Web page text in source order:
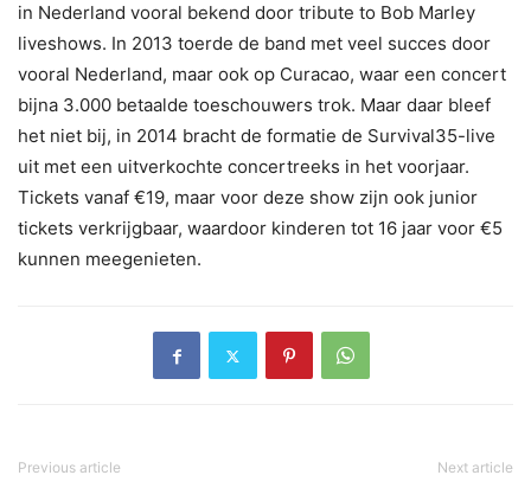
in Nederland vooral bekend door tribute to Bob Marley
liveshows. In 2013 toerde de band met veel succes door
vooral Nederland, maar ook op Curacao, waar een concert
bijna 3.000 betaalde toeschouwers trok. Maar daar bleef
het niet bij, in 2014 bracht de formatie de Survival35-live
uit met een uitverkochte concertreeks in het voorjaar.
Tickets vanaf €19, maar voor deze show zijn ook junior
tickets verkrijgbaar, waardoor kinderen tot 16 jaar voor €5
kunnen meegenieten.
Previous article Next article